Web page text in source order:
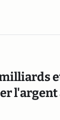
milliards
l'argent